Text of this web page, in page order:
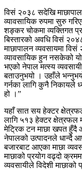
विसं २०३८ सदेखि
व्यावसायिक रुपमा सुरु
शङ्कर चोकमा व्यक्तिगत
बिस्तारको अवधि विसं
माछापालन व्यवसायमा
व्यावसायिक हुन नसकेको
भएको नेपाल मत्स्य
बताउनुभयो । उहाँले
गर्नका लागि कुनै निकायले
हो ।”
यहाँ सात सय हेक्टर
लागि ५१३ हेक्टर क्षेत्रफल
मेट्रिक टन माछा खपत
नेपालको उत्पादनले धान्दै
बजारबाट आएका माछा
माछाको प्रयोग वढ्दो
व्यवसायीले विदेशी